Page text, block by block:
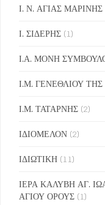
Ι. Ν. ΑΓΙΑΣ ΜΑΡΙΝΗΣ
Ι. ΣΙΔΕΡΗΣ (1)
Ι.Α. ΜΟΝΗ
Ι.Μ. ΓΕΝΕΘΛΙΟΥ
Ι.Μ. ΤΑΤΑΡΝΗΣ (2)
ΙΔΙΟΜΕΛΟΝ (2)
ΙΔΙΩΤΙΚΗ (11)
ΙΕΡΑ ΚΑΛΥΒΗ ΑΓ.
ΑΓΙΟΥ ΟΡΟΥΣ (1)